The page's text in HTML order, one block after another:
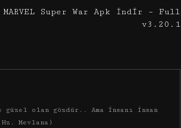
MARVEL Super War Apk İndir – Full
v3.20.1
olan gözdür.. Ama insanı insan
Mevlana)